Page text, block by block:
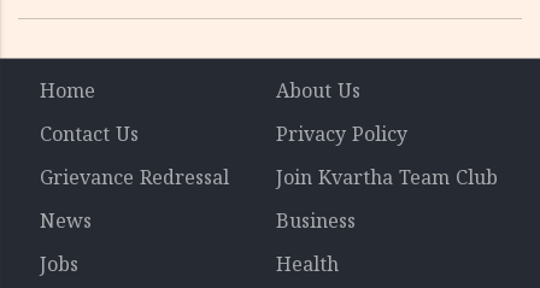
Home
About Us
Contact Us
Privacy Policy
Grievance Redressal
Join Kvartha Team Club
News
Business
Jobs
Health